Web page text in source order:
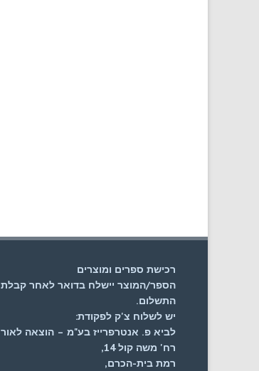
רכישת ספרים ומוצרים
הספר/המוצר יישלח בדואר לאחר קבלת
התשלום.
יש לשלוח צ'ק לפקודת:
לביא פ. אנטרפרייז בע"מ – הוצאה לאור
רח' משה קול 14,
רמת בית-הכרם,